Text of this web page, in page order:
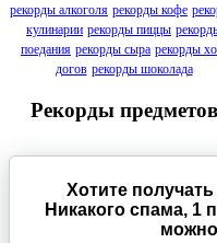
рекорды алкоголя рекорды кофе
кулинарии рекорды пиццы
поедания рекорды сыра рекорды
догов рекорды шоколада
Рекорды предметов
Хотите
Никакого спама, 1